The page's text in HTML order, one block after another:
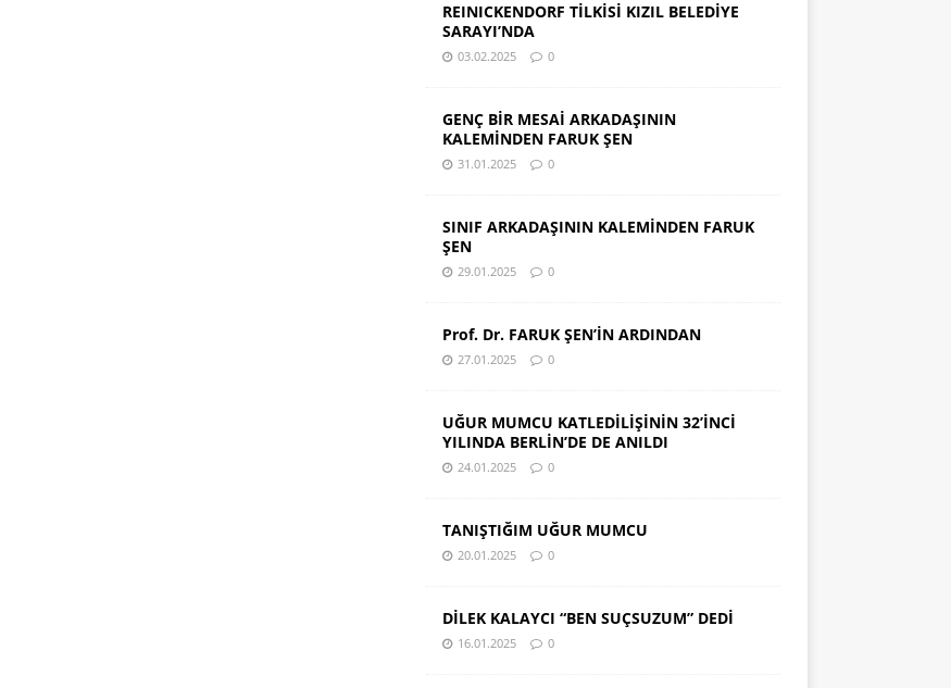
REINICKENDORF TİLKİSİ KIZIL BELEDİYE
SARAYI’NDA
03.02.2025 0
GENÇ BİR MESAİ ARKADAŞININ
KALEMİNDEN FARUK ŞEN
31.01.2025 0
SINIF ARKADAŞININ KALEMİNDEN FARUK
ŞEN
29.01.2025 0
Prof. Dr. FARUK ŞEN’İN ARDINDAN
27.01.2025 0
UĞUR MUMCU KATLEDİLİŞİNİN 32’İNCİ
YILINDA BERLİN’DE DE ANILDI
24.01.2025 0
TANIŞTIĞIM UĞUR MUMCU
20.01.2025 0
DİLEK KALAYCI “BEN SUÇSUZUM” DEDİ
16.01.2025 0